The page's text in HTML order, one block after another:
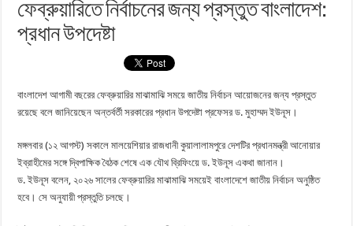
ফেব্রুয়ারিতে নির্বাচনের জন্য প্রস্তুত বাংলাদেশ:
প্রধান উপদেষ্টা
বাংলাদেশ আগামী বছরের ফেব্রুয়ারির মাঝামাঝি সময়ে জাতীয় নির্বাচন আয়োজনের জন্য প্রস্তুত
রয়েছে বলে জানিয়েছেন অন্তর্বর্তী সরকারের প্রধান উপদেষ্টা প্রফেসর ড. মুহাম্মদ ইউনূস।
মঙ্গলবার (১২ আগস্ট) সকালে মালয়েশিয়ার রাজধানী কুয়ালালামপুরে দেশটির প্রধানমন্ত্রী আনোয়ার
ইব্রাহীমের সঙ্গে দ্বিপাক্ষিক বৈঠক শেষে এক যৌথ ব্রিফিংয়ে ড. ইউনূস একথা জানান।
ড. ইউনূস বলেন, ২০২৬ সালের ফেব্রুয়ারির মাঝামাঝি সময়েই বাংলাদেশে জাতীয় নির্বাচন অনুষ্ঠিত
হবে। সে অনুযায়ী প্রস্তুতি চলছে।